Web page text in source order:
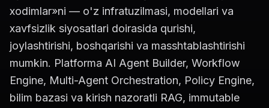
xodimlar»ni — o'z infratuzilmasi, modellari va
xavfsizlik siyosatlari doirasida qurishi,
joylashtirishi, boshqarishi va masshtablashtirishi
mumkin. Platforma AI Agent Builder, Workflow
Engine, Multi-Agent Orchestration, Policy Engine,
bilim bazasi va kirish nazoratli RAG, immutable